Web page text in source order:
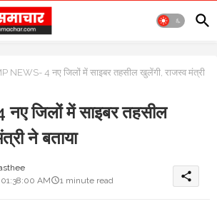
NEWS- 4 नए जिलों में साइबर तहसील खुलेंगी, राजस्व मंत्री
जिलों में साइबर तहसील
ने बताया
AM
1 minute read share